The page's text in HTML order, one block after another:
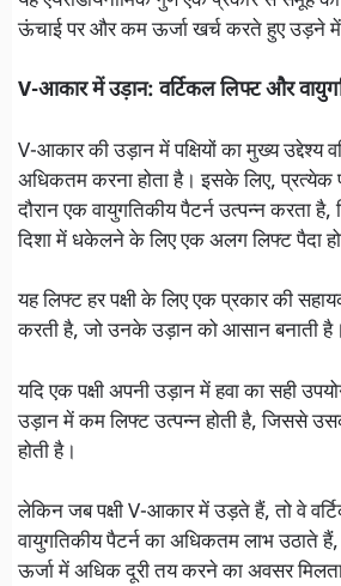
ऊंचाई पर और कम ऊर्जा खर्च करते हुए उड़ने में
V-आकार में उड़ान: वर्टिकल लिफ्ट और
V-आकार की उड़ान में पक्षियों का मुख्य उद्देश्य
अधिकतम करना होता है। इसके लिए, प्रत्येक
दौरान एक वायुगतिकीय पैटर्न उत्पन्न करता
दिशा में धकेलने के लिए एक अलग लिफ्ट पैदा
यह लिफ्ट हर पक्षी के लिए एक प्रकार की
करती है, जो उनके उड़ान को आसान बनाती है।
यदि एक पक्षी अपनी उड़ान में हवा का सही
उड़ान में कम लिफ्ट उत्पन्न होती है, जिससे
होती है।
लेकिन जब पक्षी V-आकार में उड़ते हैं, तो वे
वायुगतिकीय पैटर्न का अधिकतम लाभ उठाते
ऊर्जा में अधिक दूरी तय करने का अवसर